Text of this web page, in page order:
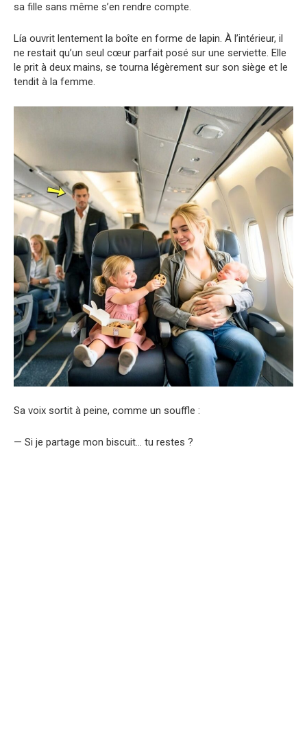
sa fille sans même s’en rendre compte.
Lía ouvrit lentement la boîte en forme de lapin. À l’intérieur, il
ne restait qu’un seul cœur parfait posé sur une serviette. Elle
le prit à deux mains, se tourna légèrement sur son siège et le
tendit à la femme.
Sa voix sortit à peine, comme un souffle :
— Si je partage mon biscuit… tu restes ?